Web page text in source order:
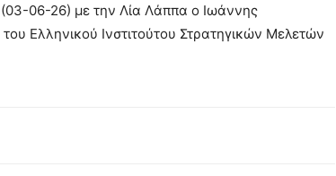
(03-06-26) με την Λία Λάππα ο Ιωάννης
Ελληνικού Ινστιτούτου Στρατηγικών Μελετών